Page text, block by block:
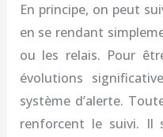
En principe, on peut
en se rendant
ou les relais. Pour
évolutions
système d’alerte.
renforcent le suivi. Il